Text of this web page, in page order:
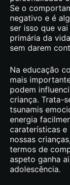
Se o
negativo e é
ser isso que
primária da
sem darem
Na educação
mais
podem
criança. Trata-
tsunamis
energia
caraterísticas
nossas
termos de
aspeto ganha
adolescência.